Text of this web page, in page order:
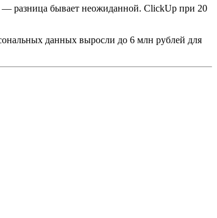
— разница бывает неожиданной. ClickUp при 20
данных выросли до 6 млн рублей для